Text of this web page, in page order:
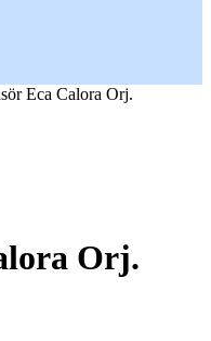
Eca Calora Orj.
Orj.